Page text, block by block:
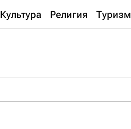
Культура Религия Туризм